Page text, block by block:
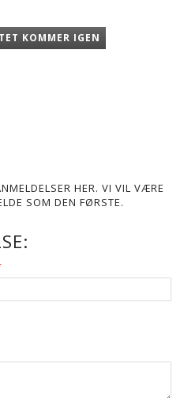
KOMMER IGEN
HER. VI VIL VÆRE
SOM DEN FØRSTE.